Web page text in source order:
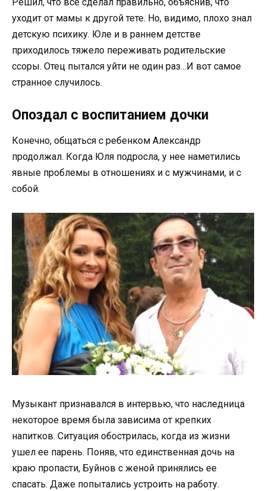
Решил, что все сделал правильно, объяснив, что
уходит от мамы к другой тете. Но, видимо, плохо знал
детскую психику. Юле и в раннем детстве
приходилось тяжело переживать родительские
ссоры. Отец пытался уйти не один раз…И вот самое
странное случилось.
Опоздал с воспитанием дочки
Конечно, общаться с ребенком Александр
продолжал. Когда Юля подросла, у нее наметились
явные проблемы в отношениях и с мужчинами, и с
собой.
Музыкант признавался в интервью, что наследница
некоторое время была зависима от крепких
напитков. Ситуация обострилась, когда из жизни
ушел ее парень. Поняв, что единственная дочь на
краю пропасти, Буйнов с женой принялись ее
спасать. Даже попытались устроить на работу.